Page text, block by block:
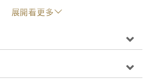
望。抱有希望，我們才會願意風雨同
毅忍耐，專注於細緻而不粗暴的據理
展開看更多